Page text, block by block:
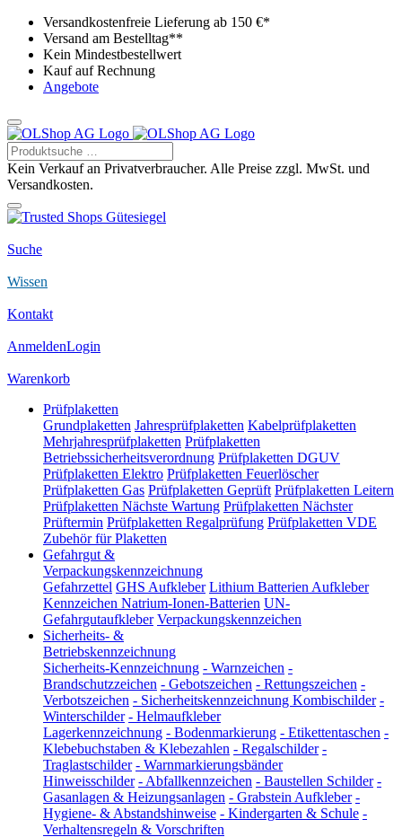
Versandkostenfreie Lieferung ab 150 €*
Versand am Bestelltag**
Kein Mindestbestellwert
Kauf auf Rechnung
Angebote
Kein Verkauf an Privatverbraucher. Alle Preise zzgl. MwSt. und
Versandkosten.
Suche
Wissen
Kontakt
AnmeldenLogin
Warenkorb
Prüfplaketten
Grundplaketten Jahresprüfplaketten Kabelprüfplaketten
Mehrjahresprüfplaketten Prüfplaketten
Betriebssicherheitsverordnung Prüfplaketten DGUV
Prüfplaketten Elektro Prüfplaketten Feuerlöscher
Prüfplaketten Gas Prüfplaketten Geprüft Prüfplaketten Leitern
Prüfplaketten Nächste Wartung Prüfplaketten Nächster
Prüftermin Prüfplaketten Regalprüfung Prüfplaketten VDE
Zubehör für Plaketten
Gefahrgut &
Verpackungskennzeichnung
Gefahrzettel GHS Aufkleber Lithium Batterien Aufkleber
Kennzeichen Natrium-Ionen-Batterien UN-
Gefahrgutaufkleber Verpackungskennzeichen
Sicherheits- &
Betriebskennzeichnung
Sicherheits-Kennzeichnung - Warnzeichen -
Brandschutzzeichen - Gebotszeichen - Rettungszeichen -
Verbotszeichen - Sicherheitskennzeichnung Kombischilder -
Winterschilder - Helmaufkleber
Lagerkennzeichnung - Bodenmarkierung - Etikettentaschen -
Klebebuchstaben & Klebezahlen - Regalschilder -
Traglastschilder - Warnmarkierungsbänder
Hinweisschilder - Abfallkennzeichen - Baustellen Schilder -
Gasanlagen & Heizungsanlagen - Grabstein Aufkleber -
Hygiene- & Abstandshinweise - Kindergarten & Schule -
Verhaltensregeln & Vorschriften